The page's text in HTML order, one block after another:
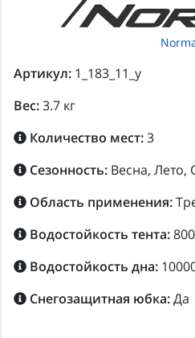
Артикул: 1_183_11_y
Вес:3.7 кг
Количество мест:3
Сезонность: Весна, Лето,
Область применения:
Водостойкость тента:
Водостойкость дна:
Снегозащитная юбка:Да